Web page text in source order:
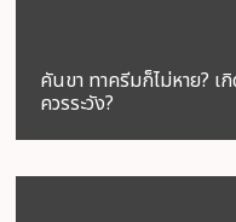
คันขา ทาครีมก็ไม่หาย?
ควรระวัง?